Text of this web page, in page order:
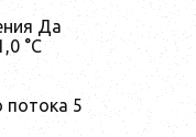
Да
°С
потока 5